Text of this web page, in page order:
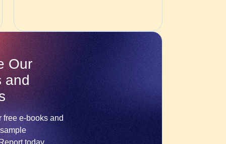
Our
and
free e-books and
today.